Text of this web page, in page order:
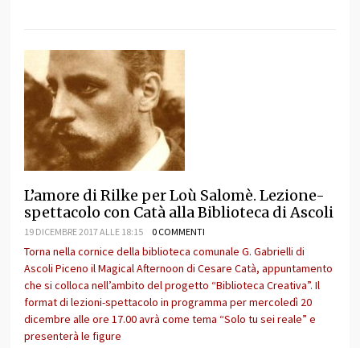
L’amore di Rilke per Loù Salomè. Lezione-
spettacolo con Catà alla Biblioteca di Ascoli
19 DICEMBRE 2017 ALLE 18:15 0 COMMENTI
Torna nella cornice della biblioteca comunale G. Gabrielli di
Ascoli Piceno il Magical Afternoon di Cesare Catà, appuntamento
che si colloca nell’ambito del progetto “Biblioteca Creativa”. Il
format di lezioni-spettacolo in programma per mercoledì 20
dicembre alle ore 17.00 avrà come tema “Solo tu sei reale” e
presenterà le figure